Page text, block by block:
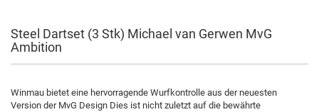
Steel Dartset (3 Stk) Michael van Gerwen MvG
Ambition
Winmau bietet eine hervorragende Wurfkontrolle aus der neuesten
Version der MvG Design Dies ist nicht zuletzt auf die bewährte